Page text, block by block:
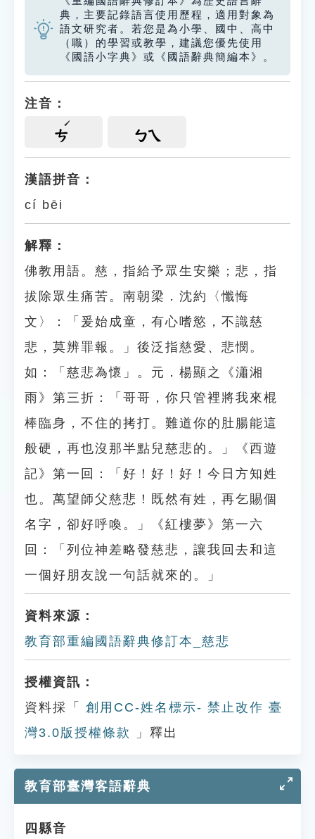
典，主要記錄語言使用歷程，適用對象為
語文研究者。若您是為小學、國中、高中
（職）的學習或教學，建議您優先使用
《國語小字典》或《國語辭典簡編本》。
注音：
ㄘ ㄅㄟ
漢語拼音：
cí bēi
解釋：
佛教用語。慈，指給予眾生安樂；悲，指
拔除眾生痛苦。南朝梁．沈約〈懺悔
文〉：「爰始成童，有心嗜慾，不識慈
悲，莫辨罪報。」後泛指慈愛、悲憫。
如：「慈悲為懷」。元．楊顯之《瀟湘
雨》第三折：「哥哥，你只管裡將我來棍
棒臨身，不住的拷打。難道你的肚腸能這
般硬，再也沒那半點兒慈悲的。」《西遊
記》第一回：「好！好！好！今日方知姓
也。萬望師父慈悲！既然有姓，再乞賜個
名字，卻好呼喚。」《紅樓夢》第一六
回：「列位神差略發慈悲，讓我回去和這
一個好朋友說一句話就來的。」
資料來源：
教育部重編國語辭典修訂本_慈悲
授權資訊：
資料採「
創用CC-姓名標示- 禁止改作 臺
灣3.0版授權條款
」釋出
教育部臺灣客語辭典
四縣音